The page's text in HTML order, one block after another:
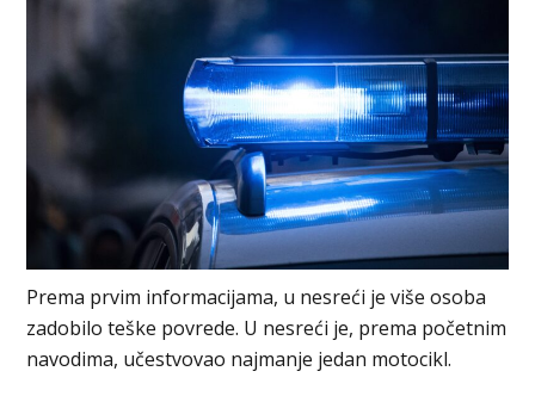
Prema prvim informacijama, u nesreći je više osoba
zadobilo teške povrede. U nesreći je, prema početnim
navodima, učestvovao najmanje jedan motocikl.